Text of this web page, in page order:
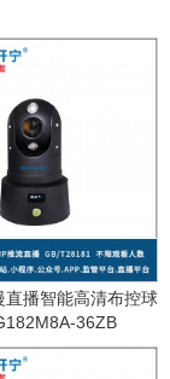
直播智能高清布控球
36ZB